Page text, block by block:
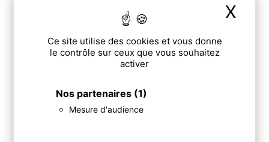
Ce site utilise des cookies et vous donne
le contrôle sur ceux que vous souhaitez
activer
Nos partenaires (1)
Mesure d'audience
X
L'évaluation nutritionnelle fait partie de
l'ostéoporose.